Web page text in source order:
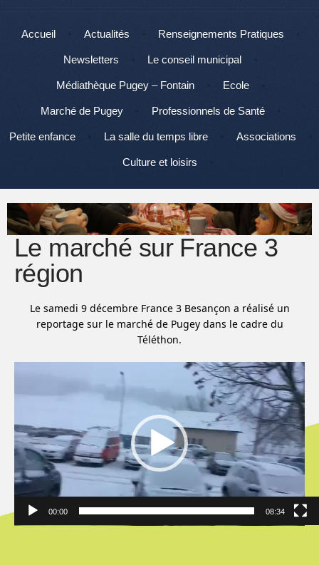
Menu
Aller au contenu
Accueil Actualités Renseignements Pratiques
Newsletters Le conseil municipal
Médiathèque Pugey – Fontain Ecole
Marché de Pugey Professionnels de Santé
Petite enfance La salle du temps libre Associations
Culture et loisirs
Le marché sur France 3
région
Le samedi 9 décembre France 3 Besançon a réalisé un
reportage sur le marché de Pugey dans le cadre du
Téléthon.
Lecteur
00:00 08:34